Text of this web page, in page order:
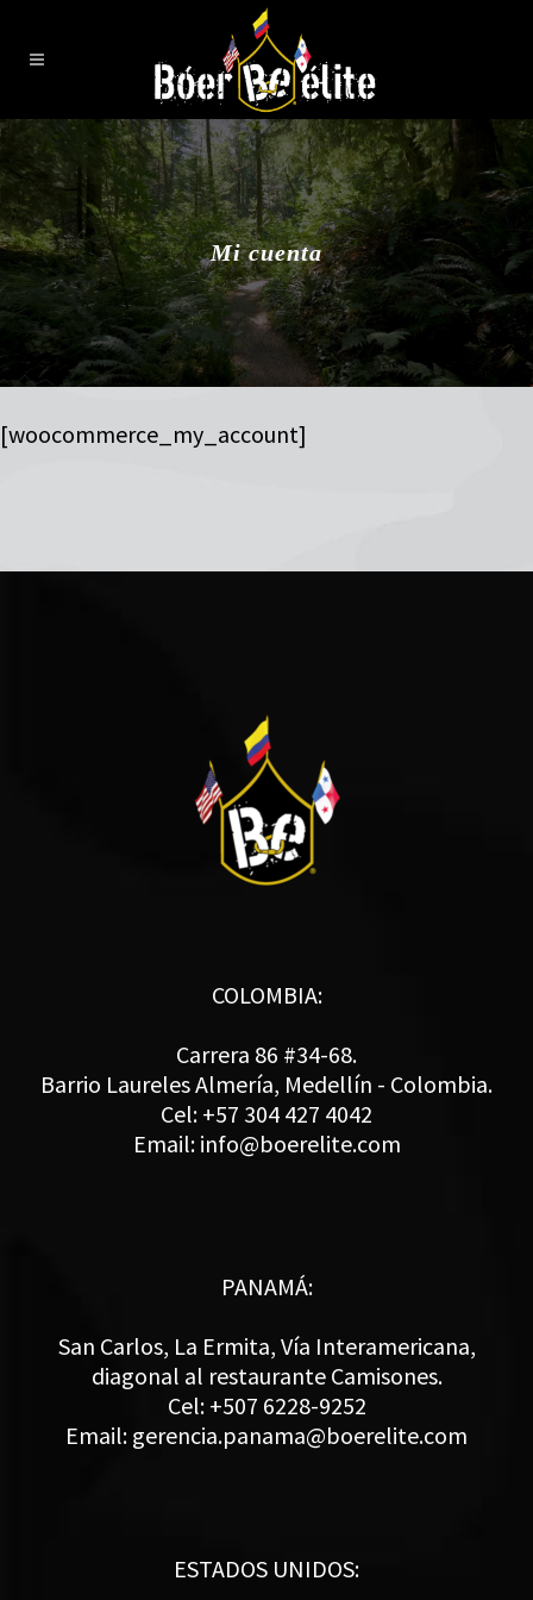
Mi cuenta
[woocommerce_my_account]
COLOMBIA:
Carrera 86 #34-68.
Barrio Laureles Almería, Medellín - Colombia.
Cel: +57 304 427 4042
Email: info@boerelite.com
PANAMÁ:
San Carlos, La Ermita, Vía Interamericana,
diagonal al restaurante Camisones.
Cel: +507 6228-9252
Email: gerencia.panama@boerelite.com
ESTADOS UNIDOS: